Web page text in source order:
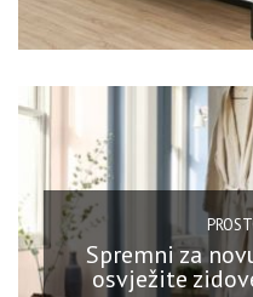
Spremni za
osvježite